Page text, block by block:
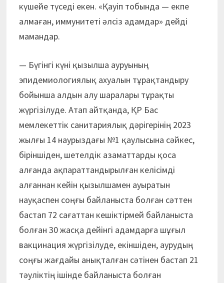
күшейе түседі екен. «Қауіп тобында — екпе
алмаған, иммунитеті әлсіз адамдар» дейді
мамандар.
— Бүгінгі күні қызылша ауруының
эпидемиологиялық ахуалын тұрақтандыру
бойынша алдын алу шаралары тұрақты
жүргізілуде. Атап айтқанда, ҚР Бас
мемлекеттік санитариялық дәрігерінің 2023
жылғы 14 наурыздағы №1 қаулысына сәйкес,
біріншіден, шетелдік азаматтарды қоса
алғанда ақпараттандырылған келісімді
алғаннан кейін қызылшамен ауыратын
науқаспен соңғы байланыста болған сәттен
бастап 72 сағаттан кешіктірмей байланыста
болған 30 жасқа дейінгі адамдарға шұғыл
вакцинация жүргізілуде, екіншіден, аурудың
соңғы жағдайы анықталған сәтінен бастап 21
тәуліктің ішінде байланыста болған